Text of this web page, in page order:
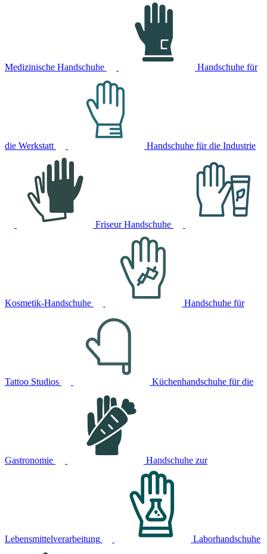
Medizinische Handschuhe Handschuhe für
die Werkstatt Handschuhe für die Industrie
Friseur Handschuhe
Kosmetik-Handschuhe Handschuhe für
Tattoo Studios Küchenhandschuhe für die
Gastronomie Handschuhe zur
Lebensmittelverarbeitung Laborhandschuhe